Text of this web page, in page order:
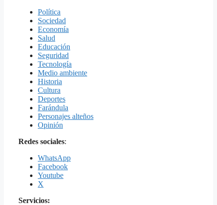
Política
Sociedad
Economía
Salud
Educación
Seguridad
Tecnología
Medio ambiente
Historia
Cultura
Deportes
Farándula
Personajes alteños
Opinión
Redes sociales:
WhatsApp
Facebook
Youtube
X
Servicios: